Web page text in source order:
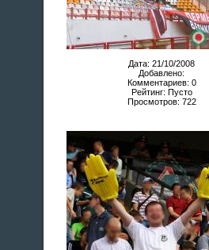
Дата: 21/10/2008
Добавлено:
Комментариев: 0
Рейтинг: Пусто
Просмотров: 722